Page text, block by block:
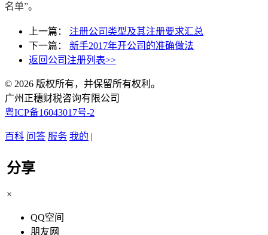
名单”。
上一篇： 注册公司类型及其注册要求汇总
下一篇： 新手2017年开公司的准确做法
返回公司注册列表>>
© 2026 版权所有，并保留所有权利。
广州正穗财税咨询有限公司
粤ICP备16043017号-2
百科 问答 服务 我的 |
分享
×
QQ空间
朋友网